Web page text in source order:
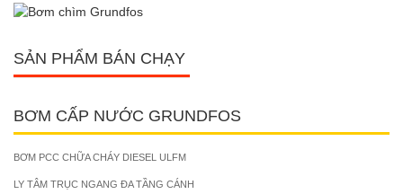
SẢN PHẨM BÁN CHẠY
BƠM CẤP NƯỚC GRUNDFOS
BƠM PCC CHỮA CHÁY DIESEL ULFM
LY TÂM TRỤC NGANG ĐA TẦNG CÁNH